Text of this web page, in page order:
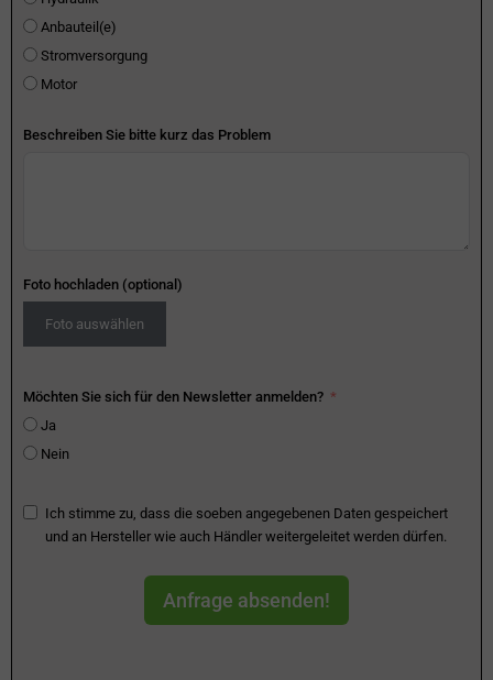
Anbauteil(e)
Stromversorgung
Motor
Beschreiben Sie bitte kurz das Problem
Foto hochladen (optional)
Foto auswählen
Möchten Sie sich für den Newsletter anmelden?
Ja
Nein
Ich stimme zu, dass die soeben angegebenen Daten gespeichert
und an Hersteller wie auch Händler weitergeleitet werden dürfen.
Anfrage absenden!